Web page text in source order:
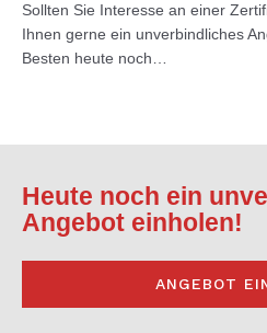
Sollten Sie Interesse an einer
Ihnen gerne ein unverbindliches
Besten heute noch…
Heute noch ein
Angebot einholen!
ANGEBOT